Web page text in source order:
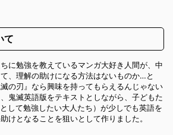
て
に勉強を教えているマンガ大好き人間が、中
、理解の助けになる方法はないものか…と
の刃』なら興味を持ってもらえるんじゃない
鬼滅英語版をテキストとしながら、子どもた
して勉強したい大人たち）が少しでも英語を
けとなることを狙いとして作りました。